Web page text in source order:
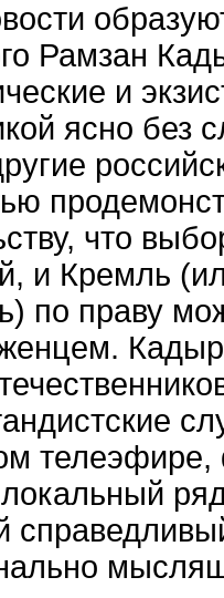
Рамзан
и
ясно без
что
и Кремль
по праву
телеэфире,